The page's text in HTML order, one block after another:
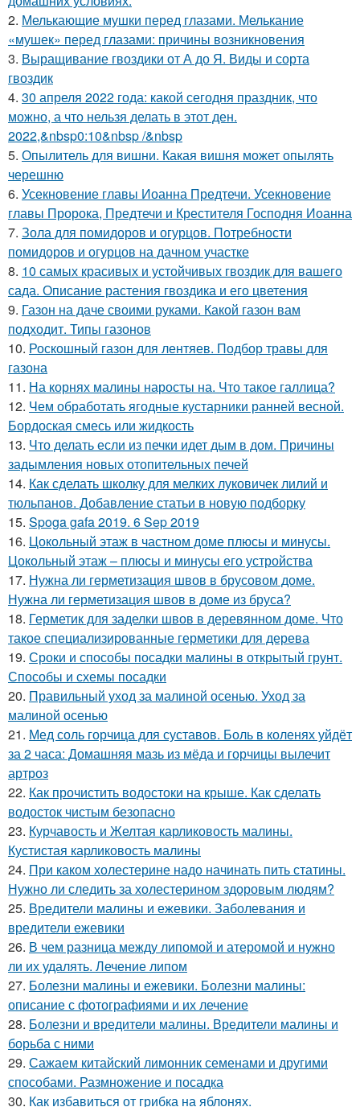
2. Мелькающие мушки перед глазами. Мелькание
«мушек» перед глазами: причины возникновения
3. Выращивание гвоздики от А до Я. Виды и сорта
гвоздик
4. 30 апреля 2022 года: какой сегодня праздник, что
можно, а что нельзя делать в этот ден.
2022,&nbsp0:10&nbsp /&nbsp
5. Опылитель для вишни. Какая вишня может опылять
черешню
6. Усекновение главы Иоанна Предтечи. Усекновение
главы Пророка, Предтечи и Крестителя Господня Иоанна
7. Зола для помидоров и огурцов. Потребности
помидоров и огурцов на дачном участке
8. 10 самых красивых и устойчивых гвоздик для вашего
сада. Описание растения гвоздика и его цветения
9. Газон на даче своими руками. Какой газон вам
подходит. Типы газонов
10. Роскошный газон для лентяев. Подбор травы для
газона
11. На корнях малины наросты на. Что такое галлица?
12. Чем обработать ягодные кустарники ранней весной.
Бордоская смесь или жидкость
13. Что делать если из печки идет дым в дом. Причины
задымления новых отопительных печей
14. Как сделать школку для мелких луковичек лилий и
тюльпанов. Добавление статьи в новую подборку
15. Spoga gafa 2019. 6 Sep 2019
16. Цокольный этаж в частном доме плюсы и минусы.
Цокольный этаж – плюсы и минусы его устройства
17. Нужна ли герметизация швов в брусовом доме.
Нужна ли герметизация швов в доме из бруса?
18. Герметик для заделки швов в деревянном доме. Что
такое специализированные герметики для дерева
19. Сроки и способы посадки малины в открытый грунт.
Способы и схемы посадки
20. Правильный уход за малиной осенью. Уход за
малиной осенью
21. Мед соль горчица для суставов. Боль в коленях уйдёт
за 2 часа: Домашняя мазь из мёда и горчицы вылечит
артроз
22. Как прочистить водостоки на крыше. Как сделать
водосток чистым безопасно
23. Курчавость и Желтая карликовость малины.
Кустистая карликовость малины
24. При каком холестерине надо начинать пить статины.
Нужно ли следить за холестерином здоровым людям?
25. Вредители малины и ежевики. Заболевания и
вредители ежевики
26. В чем разница между липомой и атеромой и нужно
ли их удалять. Лечение липом
27. Болезни малины и ежевики. Болезни малины:
описание с фотографиями и их лечение
28. Болезни и вредители малины. Вредители малины и
борьба с ними
29. Сажаем китайский лимонник семенами и другими
способами. Размножение и посадка
30. Как избавиться от грибка на яблонях.